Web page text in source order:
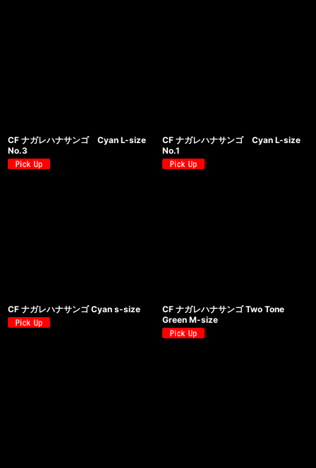
CF ナガレハナサンゴ Cyan L-size
No.3
CF ナガレハナサンゴ Cyan L-size
No.1
CF ナガレハナサンゴ Cyan s-size
CF ナガレハナサンゴ Two Tone
Green M-size